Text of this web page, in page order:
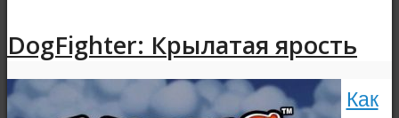
DogFighter: Крылатая ярость
Как